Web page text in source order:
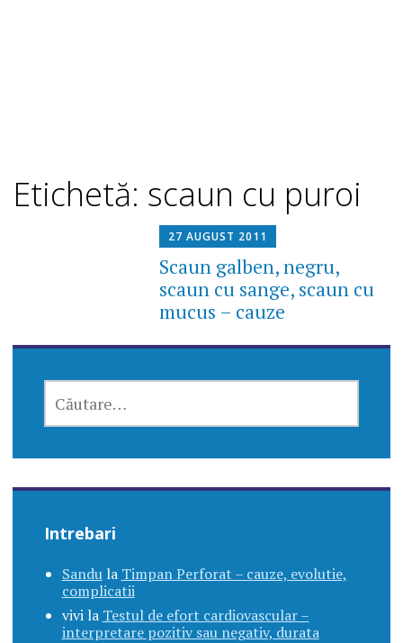
Etichetă: scaun cu puroi
27 AUGUST 2011
Scaun galben, negru,
scaun cu sange, scaun cu
mucus – cauze
DUPĂ:
Intrebari
Sandula Timpan Perforat – cauze, evolutie,
complicatii
vivila Testul de efort cardiovascular –
interpretare pozitiv sau negativ, durata